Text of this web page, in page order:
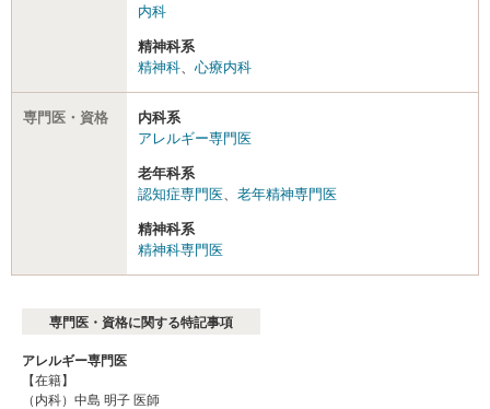
内科
精神科系
精神科、 心療内科
専門医・資格
内科系
アレルギー専門医
老年科系
認知症専門医、 老年精神専門医
精神科系
精神科専門医
専門医・資格に関する特記事項
アレルギー専門医
【在籍】
（内科）中島 明子 医師